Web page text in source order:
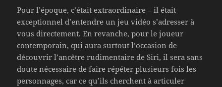
Pour l’époque, c’était extraordinaire – il était
exceptionnel d’entendre un jeu vidéo s’adresser à
vous directement. En revanche, pour le joueur
contemporain, qui aura surtout l’occasion de
découvrir l’ancêtre rudimentaire de Siri, il sera sans
doute nécessaire de faire répéter plusieurs fois les
personnages, car ce qu’ils cherchent à articuler